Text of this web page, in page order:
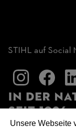
STIHL auf Social
In der
Seit 1926.
Unsere Webseite